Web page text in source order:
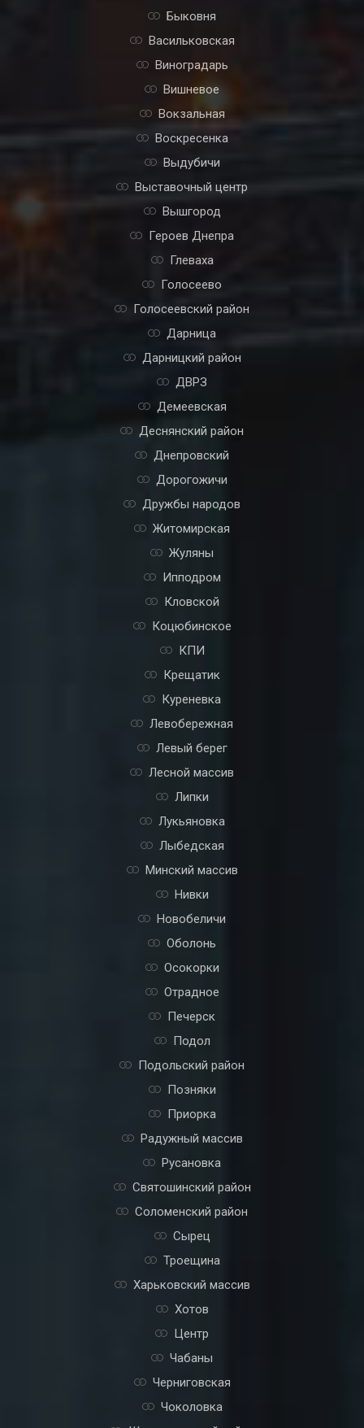
Быковня
Васильковская
Виноградарь
Вишневое
Вокзальная
Воскресенка
Выдубичи
Выставочный центр
Вышгород
Героев Днепра
Глеваха
Голосеево
Голосеевский район
Дарница
Дарницкий район
ДВРЗ
Демеевская
Деснянский район
Днепровский
Дорогожичи
Дружбы народов
Житомирская
Жуляны
Ипподром
Кловской
Коцюбинское
КПИ
Крещатик
Куреневка
Левобережная
Левый берег
Лесной массив
Липки
Лукьяновка
Лыбедская
Минский массив
Нивки
Новобеличи
Оболонь
Осокорки
Отрадное
Печерск
Подол
Подольский район
Позняки
Приорка
Радужный массив
Русановка
Святошинский район
Соломенский район
Сырец
Троещина
Харьковский массив
Хотов
Центр
Чабаны
Черниговская
Чоколовка